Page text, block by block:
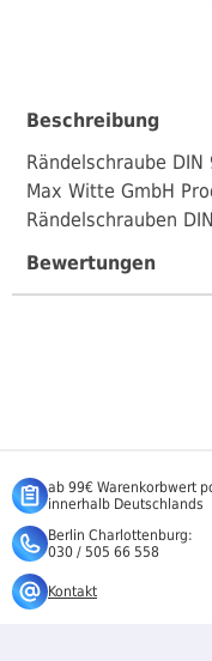
Beschreibung
Rändelschraube
Max Witte GmbH
Rändelschrauben
Bewertungen
ab 99€ Warenkorbwert
innerhalb Deutschlands
Berlin Charlottenburg:
030 / 505 66 558
Kontakt